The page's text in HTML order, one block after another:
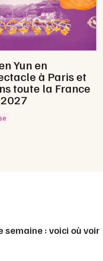
Yun en
à Paris et
toute la France
semaine : voici où voir